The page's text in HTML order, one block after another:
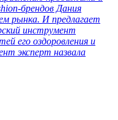
брендов Дания
рынка. И предлагает
инструмент
его оздоровления и
эксперт назвала